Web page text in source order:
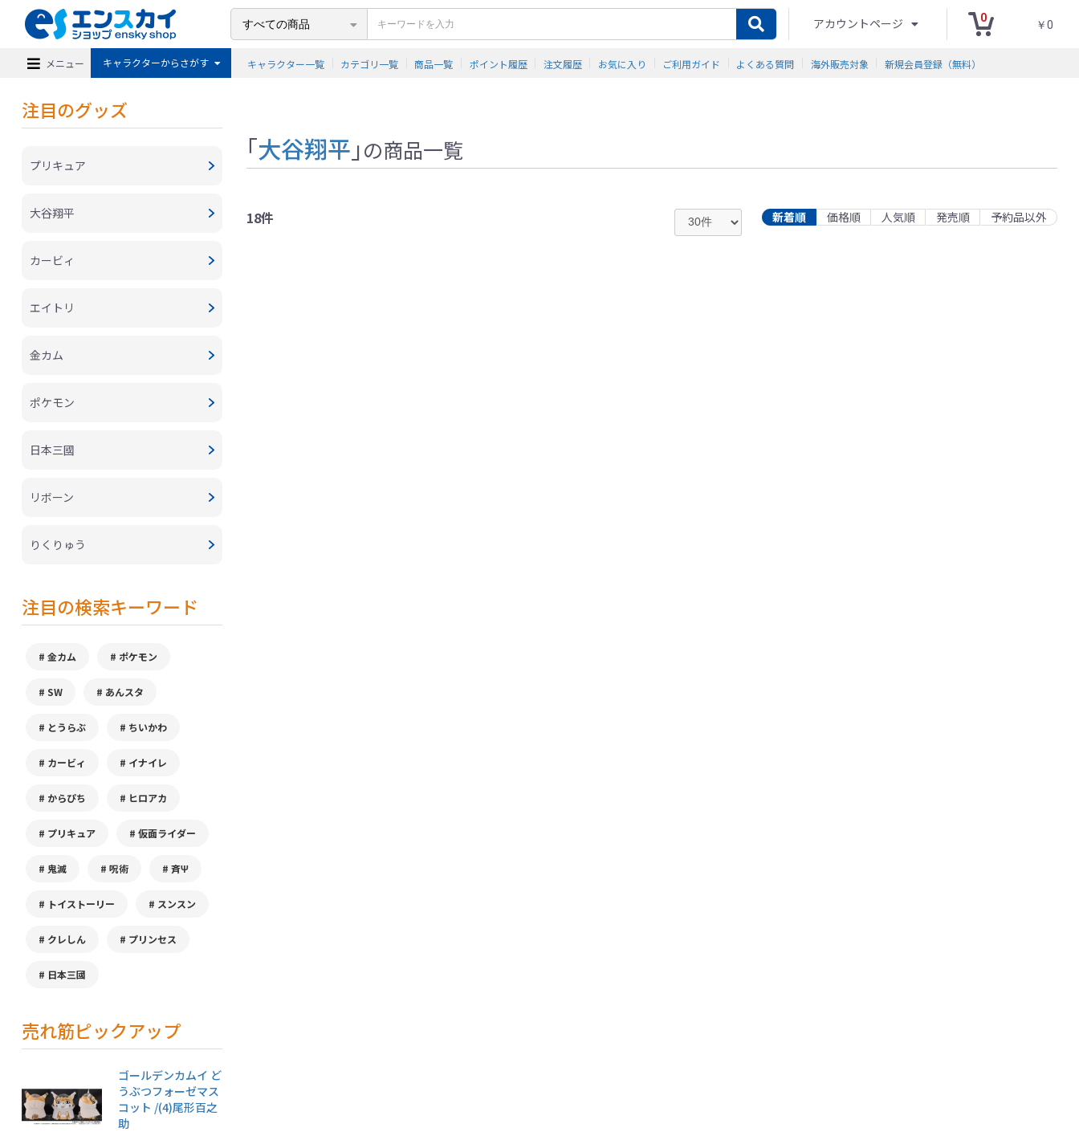
アカウントページ 0
￥0
メニュー キャラクターからさがす キャラクター一覧 カテゴリ一覧 商品一覧 ポイント履歴 注文履歴 お気に入り ご利用ガイド よくある質問 海外販売対象 新規会員登録（無料）
注目のグッズ
プリキュア
大谷翔平
カービィ
エイトリ
金カム
ポケモン
日本三國
リボーン
りくりゅう
注目の検索キーワード
金カム ポケモン
SW あんスタ
とうらぶ ちいかわ
カービィ イナイレ
からぴち ヒロアカ
プリキュア 仮面ライダー
鬼滅 呪術 斉Ψ
トイストーリー スンスン
クレしん プリンセス
日本三國
売れ筋ピックアップ
ゴールデンカムイ ど
うぶつフォーゼマス
コット /(4)尾形百之
助
「大谷翔平 」の商品一覧
18件 新着順 価格順 人気順 発売順 予約品以外